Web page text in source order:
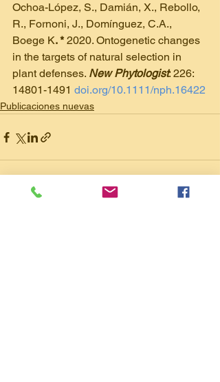
Ochoa-López, S., Damián, X., Rebollo,
R., Fornoni, J., Domínguez, C.A.,
Boege K. * 2020. Ontogenetic changes
in the targets of natural selection in
plant defenses. New Phytologist: 226:
14801-1491 doi.org/10.1111/nph.16422
Publicaciones nuevas